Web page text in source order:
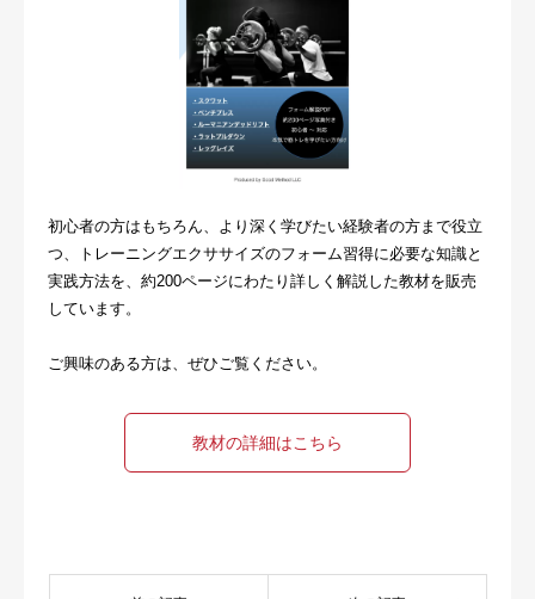
初心者の方はもちろん、より深く学びたい経験者の方まで役立
つ、トレーニングエクササイズのフォーム習得に必要な知識と
実践方法を、約200ページにわたり詳しく解説した教材を販売
しています。
ご興味のある方は、ぜひご覧ください。
教材の詳細はこちら